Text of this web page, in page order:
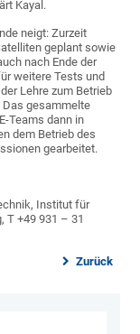
Kayal.
neigt: Zurzeit
geplant sowie
nach Ende der
weitere Tests und
Lehre zum Betrieb
Das gesammelte
Teams dann in
dem Betrieb des
gearbeitet.
Institut für
T +49 931 – 31
Zurück